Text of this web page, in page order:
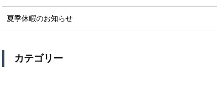
夏季休暇のお知らせ
カテゴリー